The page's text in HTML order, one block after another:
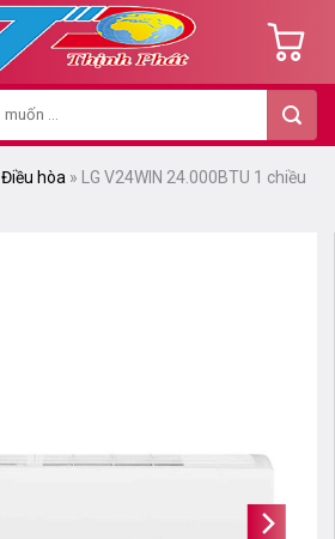
Điều hòa »
LG V24WIN 24.000BTU 1 chiều